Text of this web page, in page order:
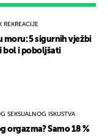
REKREACIJE
moru: 5 sigurnih vježbi
bol i poboljšati
SEKSUALNOG ISKUSTVA
orgazma? Samo 18 %